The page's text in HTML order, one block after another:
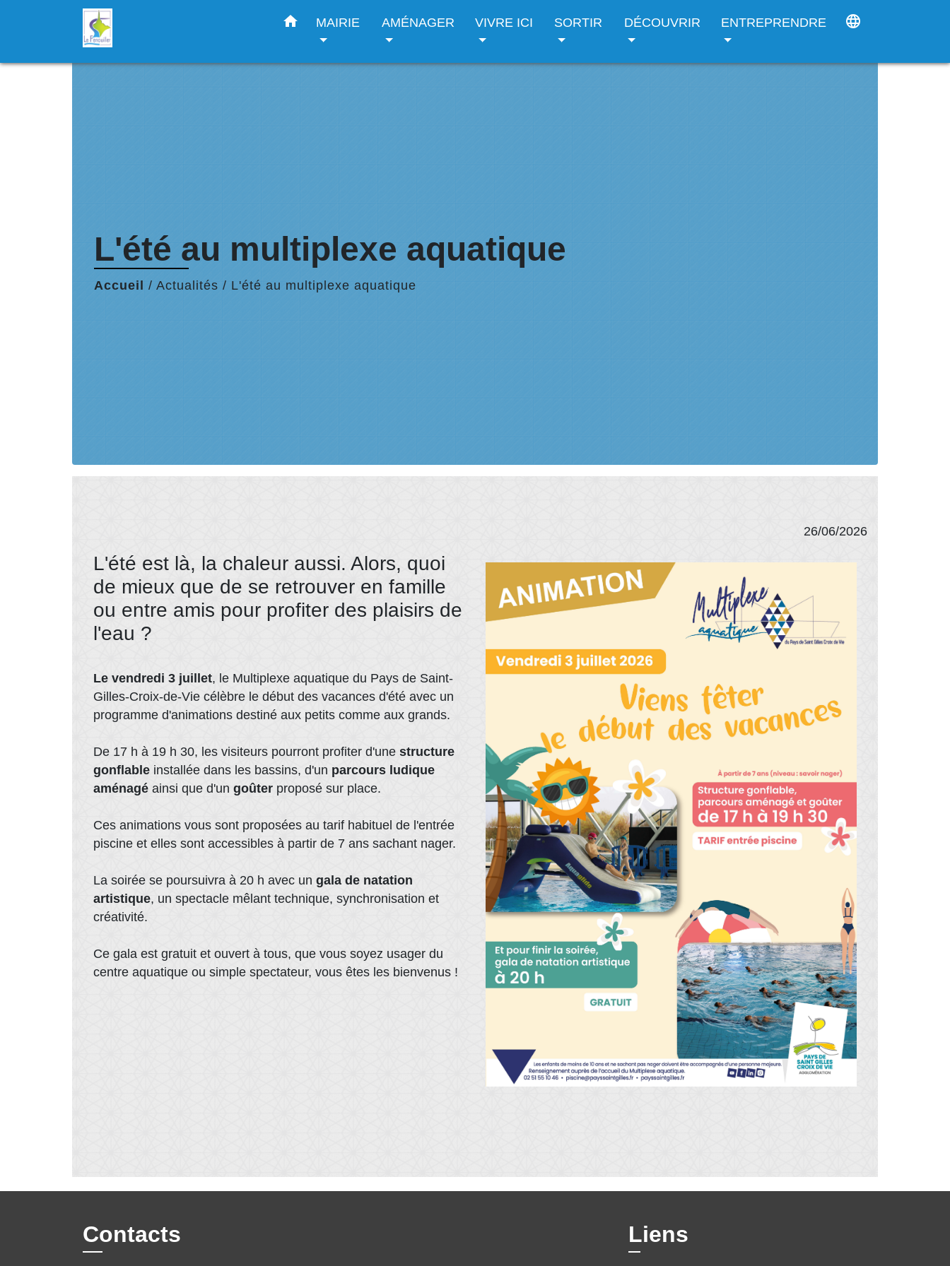
home MAIRIE AMÉNAGER VIVRE ICI SORTIR DÉCOUVRIR ENTREPRENDRE language
L'été au multiplexe aquatique
Accueil / Actualités / L'été au multiplexe aquatique
26/06/2026
L'été est là, la chaleur aussi. Alors, quoi
de mieux que de se retrouver en famille
ou entre amis pour profiter des plaisirs de
l'eau ?
Le vendredi 3 juillet, le Multiplexe aquatique du Pays de Saint-
Gilles-Croix-de-Vie célèbre le début des vacances d'été avec un
programme d'animations destiné aux petits comme aux grands.
De 17 h à 19 h 30, les visiteurs pourront profiter d'une structure
gonflable installée dans les bassins, d'un parcours ludique
aménagé ainsi que d'un goûter proposé sur place.
Ces animations vous sont proposées au tarif habituel de l'entrée
piscine et elles sont accessibles à partir de 7 ans sachant nager.
La soirée se poursuivra à 20 h avec un gala de natation
artistique, un spectacle mêlant technique, synchronisation et
créativité.
Ce gala est gratuit et ouvert à tous, que vous soyez usager du
centre aquatique ou simple spectateur, vous êtes les bienvenus !
Contacts Liens